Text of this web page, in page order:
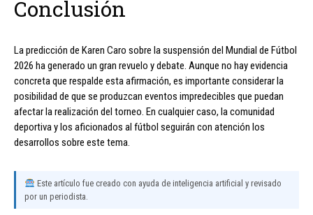
Conclusión
La predicción de Karen Caro sobre la suspensión del Mundial de Fútbol
2026 ha generado un gran revuelo y debate. Aunque no hay evidencia
concreta que respalde esta afirmación, es importante considerar la
posibilidad de que se produzcan eventos impredecibles que puedan
afectar la realización del torneo. En cualquier caso, la comunidad
deportiva y los aficionados al fútbol seguirán con atención los
desarrollos sobre este tema.
Este artículo fue creado con ayuda de inteligencia artificial y revisado
por un periodista.